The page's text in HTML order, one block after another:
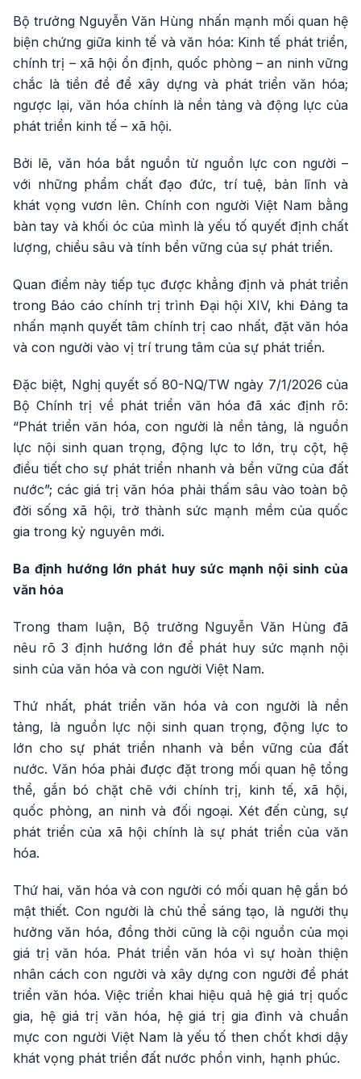
Bộ trưởng Nguyễn Văn Hùng nhấn mạnh mối quan hệ
biện chứng giữa kinh tế và văn hóa: Kinh tế phát triển,
chính trị – xã hội ổn định, quốc phòng – an ninh vững
chắc là tiền đề để xây dựng và phát triển văn hóa;
ngược lại, văn hóa chính là nền tảng và động lực của
phát triển kinh tế – xã hội.
Bởi lẽ, văn hóa bắt nguồn từ nguồn lực con người –
với những phẩm chất đạo đức, trí tuệ, bản lĩnh và
khát vọng vươn lên. Chính con người Việt Nam bằng
bàn tay và khối óc của mình là yếu tố quyết định chất
lượng, chiều sâu và tính bền vững của sự phát triển.
Quan điểm này tiếp tục được khẳng định và phát triển
trong Báo cáo chính trị trình Đại hội XIV, khi Đảng ta
nhấn mạnh quyết tâm chính trị cao nhất, đặt văn hóa
và con người vào vị trí trung tâm của sự phát triển.
Đặc biệt, Nghị quyết số 80-NQ/TW ngày 7/1/2026 của
Bộ Chính trị về phát triển văn hóa đã xác định rõ:
“Phát triển văn hóa, con người là nền tảng, là nguồn
lực nội sinh quan trọng, động lực to lớn, trụ cột, hệ
điều tiết cho sự phát triển nhanh và bền vững của đất
nước”; các giá trị văn hóa phải thấm sâu vào toàn bộ
đời sống xã hội, trở thành sức mạnh mềm của quốc
gia trong kỷ nguyên mới.
Ba định hướng lớn phát huy sức mạnh nội sinh của
văn hóa
Trong tham luận, Bộ trưởng Nguyễn Văn Hùng đã
nêu rõ 3 định hướng lớn để phát huy sức mạnh nội
sinh của văn hóa và con người Việt Nam.
Thứ nhất, phát triển văn hóa và con người là nền
tảng, là nguồn lực nội sinh quan trọng, động lực to
lớn cho sự phát triển nhanh và bền vững của đất
nước. Văn hóa phải được đặt trong mối quan hệ tổng
thể, gắn bó chặt chẽ với chính trị, kinh tế, xã hội,
quốc phòng, an ninh và đối ngoại. Xét đến cùng, sự
phát triển của xã hội chính là sự phát triển của văn
hóa.
Thứ hai, văn hóa và con người có mối quan hệ gắn bó
mật thiết. Con người là chủ thể sáng tạo, là người thụ
hưởng văn hóa, đồng thời cũng là cội nguồn của mọi
giá trị văn hóa. Phát triển văn hóa vì sự hoàn thiện
nhân cách con người và xây dựng con người để phát
triển văn hóa. Việc triển khai hiệu quả hệ giá trị quốc
gia, hệ giá trị văn hóa, hệ giá trị gia đình và chuẩn
mực con người Việt Nam là yếu tố then chốt khơi dậy
khát vọng phát triển đất nước phồn vinh, hạnh phúc.